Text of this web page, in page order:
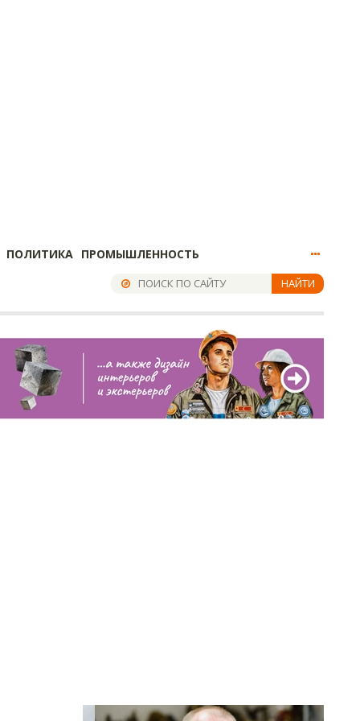
ПОЛИТИКА ПРОМЫШЛЕННОСТЬ
НАЙТИ